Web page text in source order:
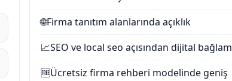
🌐Firma tanıtım alanlarında açıklık
📈SEO ve local seo açısından dijital bağlam
🆓Ücretsiz firma rehberi modelinde geniş